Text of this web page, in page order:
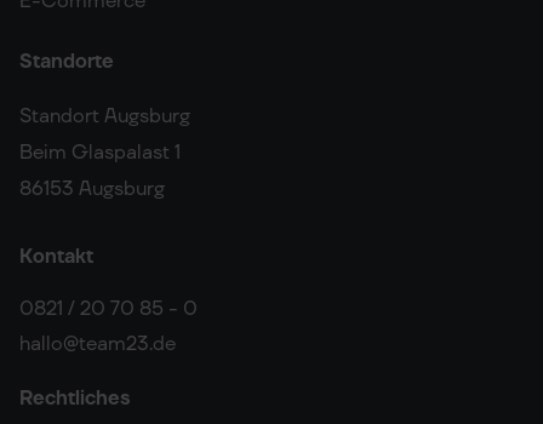
Standorte
Standort Augsburg
Beim Glaspalast 1
86153 Augsburg
Kontakt
0821 / 20 70 85 - 0
hallo@team23.de
Rechtliches